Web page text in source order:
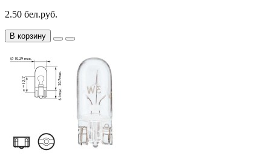
2.50 бел.руб.
В корзину